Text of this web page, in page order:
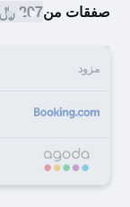
صفقات من207 ﷼
مزود